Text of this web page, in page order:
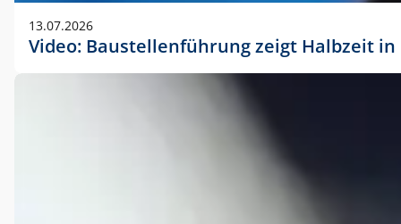
13.07.2026
Video: Baustellenführung zeigt Halbzeit